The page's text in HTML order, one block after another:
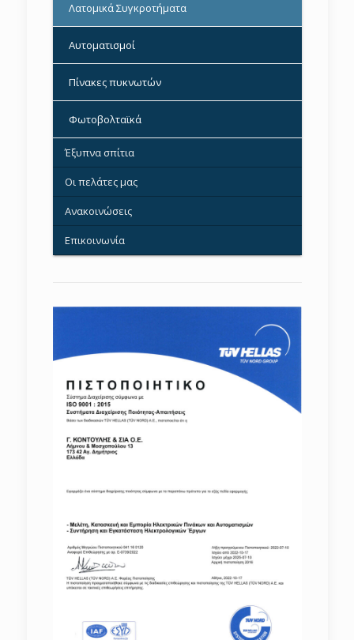
Λατομικά Συγκροτήματα
–
Αυτοματισμοί
–
Πίνακες πυκνωτών
–
Φωτοβολταϊκά
–
Έξυπνα σπίτια
–
Οι πελάτες μας
–
Ανακοινώσεις
–
Επικοινωνία
–